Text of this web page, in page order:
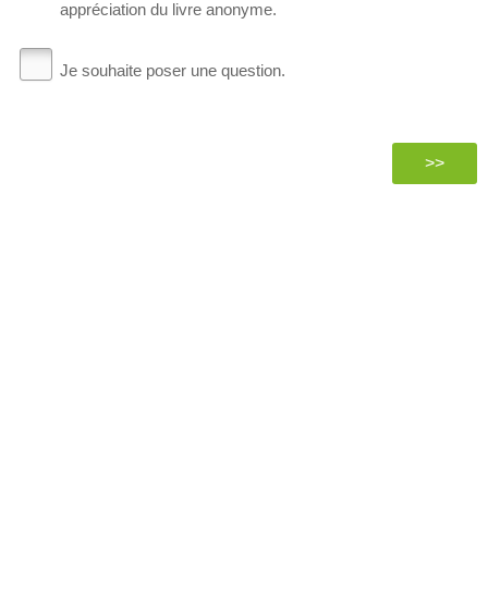
appréciation du livre anonyme.
Je souhaite poser une question.